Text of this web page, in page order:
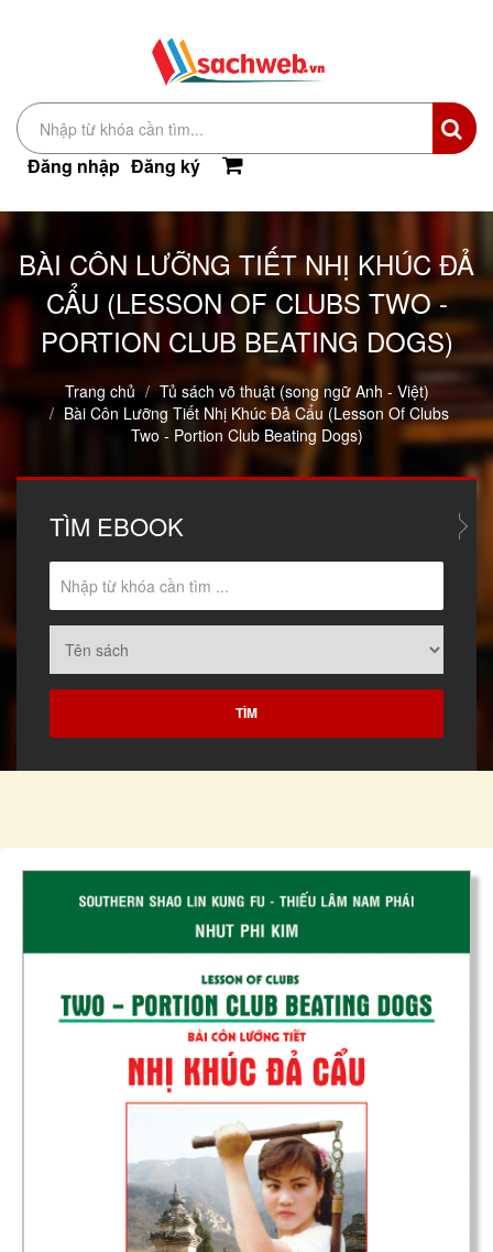
Đăng nhập Đăng ký
BÀI CÔN LƯỠNG TIẾT NHỊ KHÚC ĐẢ
CẨU (LESSON OF CLUBS TWO -
PORTION CLUB BEATING DOGS)
Trang chủ
Tủ sách võ thuật (song ngữ Anh - Việt)
Bài Côn Lưỡng Tiết Nhị Khúc Đả Cẩu (Lesson Of Clubs
Two - Portion Club Beating Dogs)
TÌM EBOOK